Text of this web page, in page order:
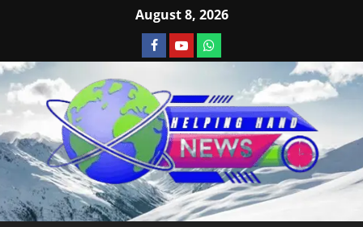
August 8, 2026